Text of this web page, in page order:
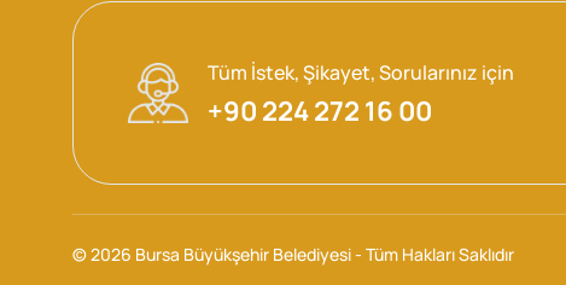
Tüm İstek, Şikayet, Sorularınız için
+90 224 272 16 00
© 2026 Bursa Büyükşehir Belediyesi - Tüm Hakları Saklıdır